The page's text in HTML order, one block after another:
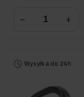
− +
Wysyłka do 24h